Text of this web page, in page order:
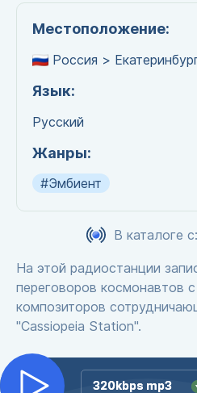
Местоположение:
Россия >
Язык:
Русский
Жанры:
#Эмбиент
В каталоге с:
На этой радиостанции
переговоров космонавтов
композиторов
"Cassiopeia Station".
320kbps mp3
320kbps mp3